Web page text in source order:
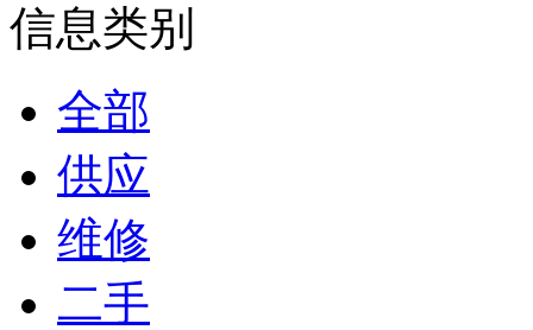
信息类别
全部
供应
维修
二手